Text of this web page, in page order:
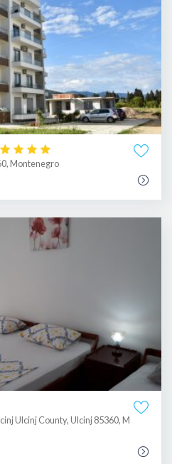
Montenegro
Ulcinj County, Ulcinj 85360, M